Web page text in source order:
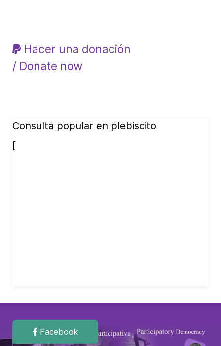
Hacer una donación
/ Donate now
Consulta popular en plebiscito
[
Facebook